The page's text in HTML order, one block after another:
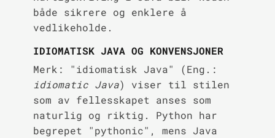
både sikrere og enklere å
vedlikeholde.
IDIOMATISK JAVA OG KONVENSJONER
Merk: "idiomatisk Java" (Eng.:
idiomatic Java) viser til stilen
som av fellesskapet anses som
naturlig og riktig. Python har
begrepet "pythonic", mens Java